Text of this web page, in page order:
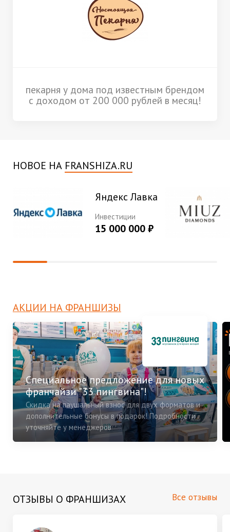
пекарня у дома под известным брендом
с доходом от 200 000 рублей в месяц!
НОВОЕ НА FRANSHIZA.RU
Яндекс Лавка
Инвестиции
15 000 000 ₽
АКЦИИ НА ФРАНШИЗЫ
Специальное предложение для новых
франчайзи "33 пингвина"!
Скидка на паушальный взнос для двух форматов и
дополнительные бонусы в подарок! Подробности
уточняйте у менеджеров
ОТЗЫВЫ О ФРАНШИЗАХ Все отзывы